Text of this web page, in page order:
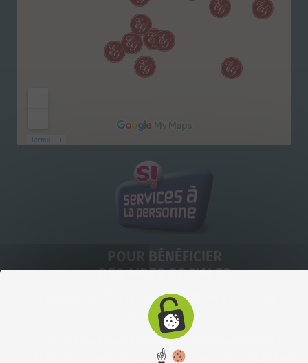
POUR BÉNÉFICIER
DES AIDES SOCIALES
Vous pouvez bénéficiez du crédit d’impôt pour livraison
de repas à domicile !
Il s’applique pour les dépenses faites auprès d’une
société de service à la personne et concerne uniquement
☝